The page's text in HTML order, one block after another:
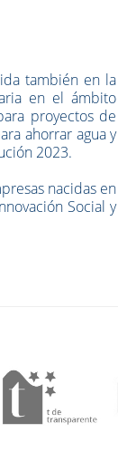
también en la
en el ámbito
proyectos de
ahorrar agua y
2023.
nacidas en
Social y